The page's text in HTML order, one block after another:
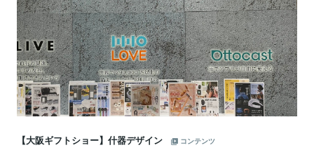
【大阪ギフトショー】什器デザイン
コンテンツ